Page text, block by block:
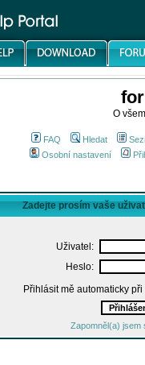
O
FAQ Hledat
Osobní nastavení
Zadejte prosím vaše
Uživatel:
Heslo:
Přihlásit mě automaticky
Zapomněl(a) jsem